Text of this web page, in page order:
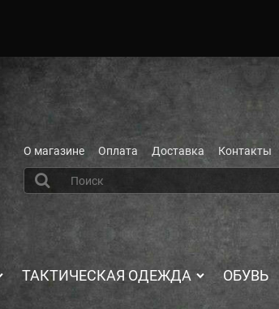
О магазине Оплата Доставка Контакты
ТАКТИЧЕСКАЯ ОДЕЖДА ОБУВЬ